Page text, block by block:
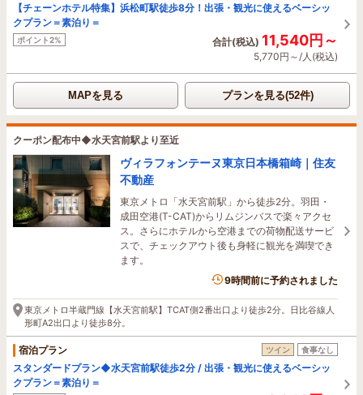
【チェーンホテル特集】浜松町駅徒歩8分！出張・観光に使えるベーシッ
クプラン＝素泊り＝
ポイント2% 合計(税込) 11,540円～
5,770円～/人(税込)
MAPを見る プランを見る(52件)
クーポン配布中◆水天宮前駅より至近
ヴィラフォンテーヌ東京日本橋箱崎｜住友
不動産
東京メトロ「水天宮前駅」から徒歩2分。羽田・
成田空港(T-CAT)からリムジンバスで楽々アクセ
ス。さらにホテルから空港までの荷物配送サービ
スで、チェックアウト後も身軽に観光を満喫でき
ます。
9時間前に予約されました
東京メトロ半蔵門線【水天宮前駅】TCAT側2番出口より徒歩2分。日比谷線人
形町A2出口より徒歩8分。
宿泊プラン ツイン 食事なし
スタンダードプラン◆水天宮前駅徒歩2分 / 出張・観光に使えるベーシッ
クプラン＝素泊り＝